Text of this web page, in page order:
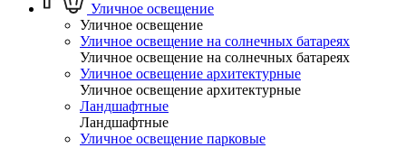
Уличное освещение
Уличное освещение
Уличное освещение на солнечных батареях
Уличное освещение на солнечных батареях
Уличное освещение архитектурные
Уличное освещение архитектурные
Ландшафтные
Ландшафтные
Уличное освещение парковые